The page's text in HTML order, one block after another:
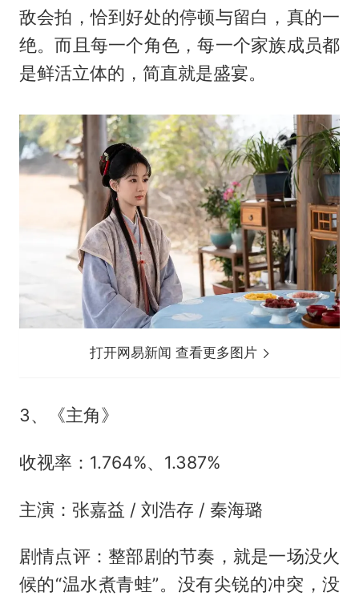
敌会拍，恰到好处的停顿与留白，真的一
绝。而且每一个角色，每一个家族成员都
是鲜活立体的，简直就是盛宴。
打开网易新闻 查看更多图片
3、《主角》
收视率：1.764%、1.387%
主演：张嘉益 / 刘浩存 / 秦海璐
剧情点评：整部剧的节奏，就是一场没火
候的“温水煮青蛙”。没有尖锐的冲突，没